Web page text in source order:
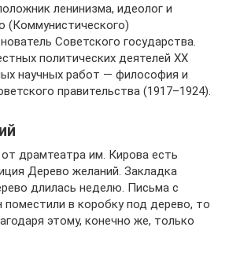
ленинизма, идеолог и
(Коммунистического)
Советского государства.
политических деятелей XX
научных работ — философия и
правительства (1917–1924).
драмтеатра им. Кирова есть
Дерево желаний. Закладка
длилась неделю. Письма с
в коробку под дерево, то
этому, конечно же, только